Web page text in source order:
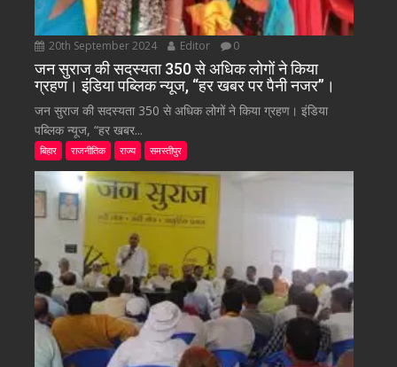
20th September 2024 Editor 0
जन सुराज की सदस्यता 350 से अधिक लोगों ने किया
ग्रहण। इंडिया पब्लिक न्यूज, “हर खबर पर पैनी नजर”।
जन सुराज की सदस्यता 350 से अधिक लोगों ने किया ग्रहण। इंडिया
पब्लिक न्यूज, “हर खबर...
बिहार राजनीतिक राज्य समस्तीपुर